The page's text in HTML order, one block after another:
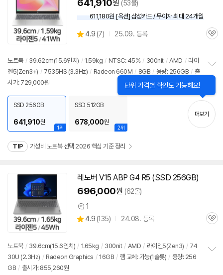
641,910원 (53몰)
611,180원 [옥션] 삼성카드 / 무이자 최대 24개월
별
4.9 (상
뷰
7) 25.09. 등록
관
노트북 / 39.62cm(15.6인치) / 1.59kg / NTSC: 45% / 300nit / AMD / 라이
젠5(Zen3+) / 7535HS (3.3Hz) / Radeon 660M / 8GB / 용량: 256GB / 출
시가: 729,000원
정
펼
기
1위
SSD 256GB
641,910원
2위
SSD 512GB
678,000원
더보기
TIP 가성비 노트북 선택 2026 핵심 기준 정리
레노버 V15 ABP G4 R5 (SSD 256GB)
696,000원 (62몰)
상
품
1
별
4.9 (상
뷰
135) 24.08. 등록
관
노트북 / 39.6cm(15.6인치) / 1.65kg / 300nit / AMD / 라이젠5(Zen3) / 74
30U (2.3Hz) / Radeon Graphics / 16GB / 램 교체: 가능(1슬롯) / 용량: 256
GB / 출시가: 855,260원